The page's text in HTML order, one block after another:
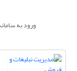
ورود به